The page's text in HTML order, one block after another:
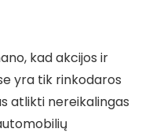
kad akcijos ir
yra tik rinkodaros
atlikti nereikalingas